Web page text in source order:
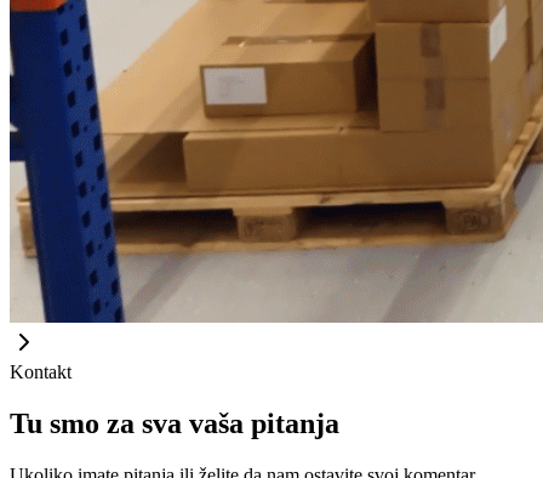
Kontakt
Tu smo za sva vaša pitanja